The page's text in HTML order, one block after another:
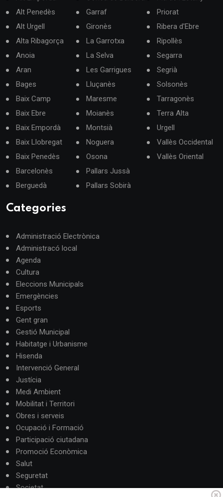
Alt Penedès
Alt Urgell
Alta Ribagorça
Anoia
Aran
Bages
Baix Camp
Baix Ebre
Baix Empordà
Baix Llobregat
Baix Penedès
Barcelonès
Berguedà
Garraf
Gironès
La Garrotxa
La Selva
Les Garrigues
Lluçanès
Maresme
Moianès
Montsià
Noguera
Osona
Pallars Jussà
Pallars Sobirà
Priorat
Ribera d'Ebre
Ripollès
Segarra
Segrià
Solsonès
Tarragonès
Terra Alta
Urgell
Vallès Occidental
Vallès Oriental
Categories
Administració Electrònica
Administracó local
Agenda
Cultura
Eleccions Municipals
Emergències
Esports
Gent gran
Gestió Municipal
Habitatge i Urbanisme
Hisenda
Intervenció General
Justícia
Medi Ambient
Mobilitat i Territori
Obres i serveis
Ocupació i Formació
Participació ciutadana
Promoció Econòmica
Salut
Seguretat
Societat